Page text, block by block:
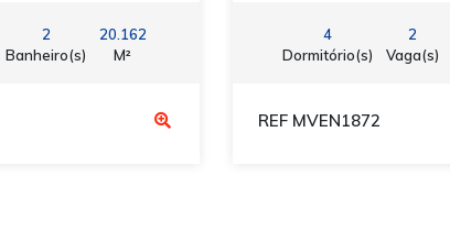
2
Banheiro(s)
20.162
M²
4
Dormitório(s)
2
Vaga(s)
REF MVEN1872